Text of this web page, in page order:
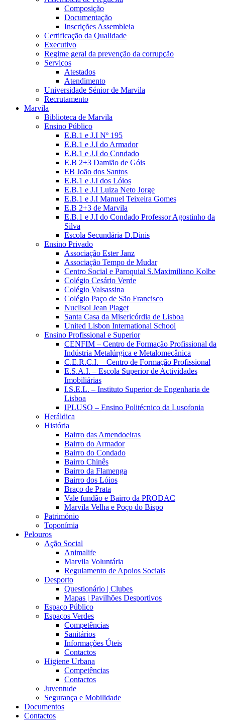
Composição
Documentação
Inscrições Assembleia
Certificação da Qualidade
Executivo
Regime geral da prevenção da corrupção
Serviços
Atestados
Atendimento
Universidade Sénior de Marvila
Recrutamento
Marvila
Biblioteca de Marvila
Ensino Público
E.B.1 e J.I Nº 195
E.B.1 e J.I do Armador
E.B.1 e J.I do Condado
E.B 2+3 Damião de Góis
EB João dos Santos
E.B.1 e J.I dos Lóios
E.B.1 e J.I Luiza Neto Jorge
E.B.1 e J.I Manuel Teixeira Gomes
E.B 2+3 de Marvila
E.B.1 e J.I do Condado Professor Agostinho da
Silva
Escola Secundária D.Dinis
Ensino Privado
Associação Ester Janz
Associação Tempo de Mudar
Centro Social e Paroquial S.Maximiliano Kolbe
Colégio Cesário Verde
Colégio Valsassina
Colégio Paço de São Francisco
Nuclisol Jean Piaget
Santa Casa da Misericórdia de Lisboa
United Lisbon International School
Ensino Profissional e Superior
CENFIM – Centro de Formação Profissional da
Indústria Metalúrgica e Metalomecânica
C.E.R.C.I. – Centro de Formação Profissional
E.S.A.I. – Escola Superior de Actividades
Imobiliárias
I.S.E.L. – Instituto Superior de Engenharia de
Lisboa
IPLUSO – Ensino Politécnico da Lusofonia
Heráldica
História
Bairro das Amendoeiras
Bairro do Armador
Bairro do Condado
Bairro Chinês
Bairro da Flamenga
Bairro dos Lóios
Braço de Prata
Vale fundão e Bairro da PRODAC
Marvila Velha e Poço do Bispo
Património
Toponímia
Pelouros
Ação Social
Animalife
Marvila Voluntária
Regulamento de Apoios Sociais
Desporto
Questionário | Clubes
Mapas | Pavilhões Desportivos
Espaço Público
Espaços Verdes
Competências
Sanitários
Informações Úteis
Contactos
Higiene Urbana
Competências
Contactos
Juventude
Segurança e Mobilidade
Documentos
Contactos